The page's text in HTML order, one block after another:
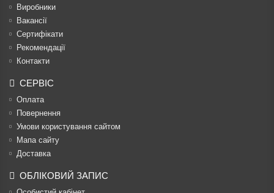
Виробники
Вакансії
Сертифікати
Рекомендації
Контакти
СЕРВІС
Оплата
Повернення
Умови користування сайтом
Мапа сайту
Доставка
ОБЛІКОВИЙ ЗАПИС